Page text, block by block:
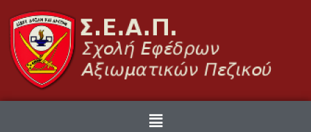
στο
περιεχόμενο
Menu